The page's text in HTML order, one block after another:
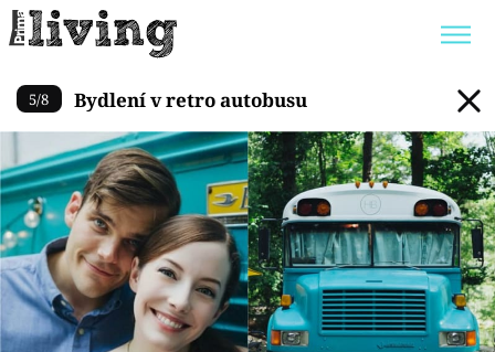
Trendy: JAK UŠETŘIT
POKOJOVÉ KVĚTINY
BYDLENÍ SLAVNÝCH
ZAHRADA
Témata
Bydlení
Bydlení v retro autobusu
5/8 Bydlení v retro autobusu